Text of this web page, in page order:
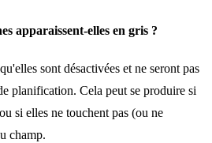
apparaissent-elles en gris ?
sont désactivées et ne seront pas
planification. Cela peut se produire si
si elles ne touchent pas (ou ne
champ.